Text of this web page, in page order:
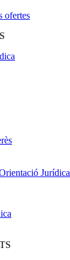
ofertes
Jurídica